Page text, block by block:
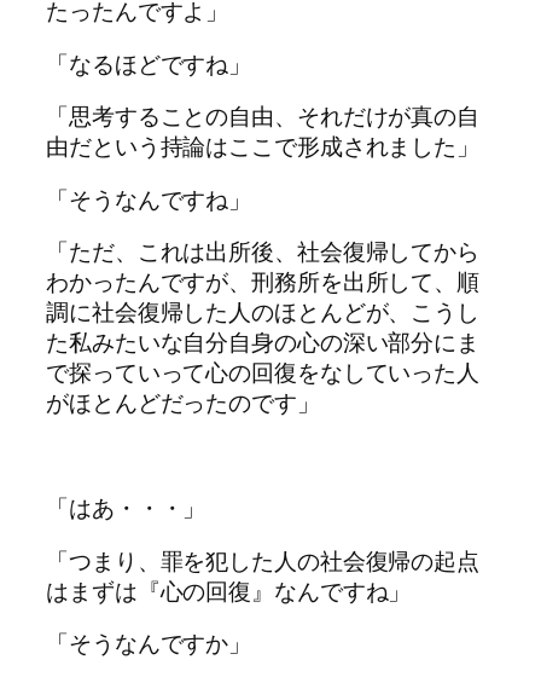
たったんですよ」
「なるほどですね」
「思考することの自由、それだけが真の自
由だという持論はここで形成されました」
「そうなんですね」
「ただ、これは出所後、社会復帰してから
わかったんですが、刑務所を出所して、順
調に社会復帰した人のほとんどが、こうし
た私みたいな自分自身の心の深い部分にま
で探っていって心の回復をなしていった人
がほとんどだったのです」
「はあ・・・」
「つまり、罪を犯した人の社会復帰の起点
はまずは『心の回復』なんですね」
「そうなんですか」